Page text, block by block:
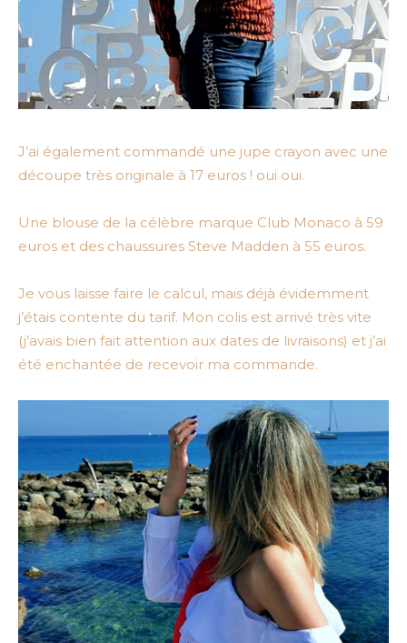
J’ai également commandé une jupe crayon avec une
découpe très originale à 17 euros ! oui oui.
Une blouse de la célèbre marque Club Monaco à 59
euros et des chaussures Steve Madden à 55 euros.
Je vous laisse faire le calcul, mais déjà évidemment
j’étais contente du tarif. Mon colis est arrivé très vite
(j’avais bien fait attention aux dates de livraisons) et j’ai
été enchantée de recevoir ma commande.